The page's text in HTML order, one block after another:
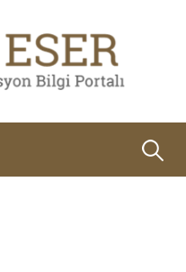
Arama: